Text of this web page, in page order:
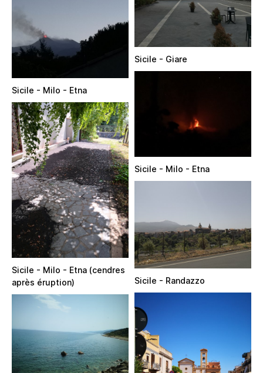
Sicile - Giare
Sicile - Milo - Etna
Sicile - Milo - Etna
Sicile - Milo - Etna (cendres
après éruption)
Sicile - Randazzo